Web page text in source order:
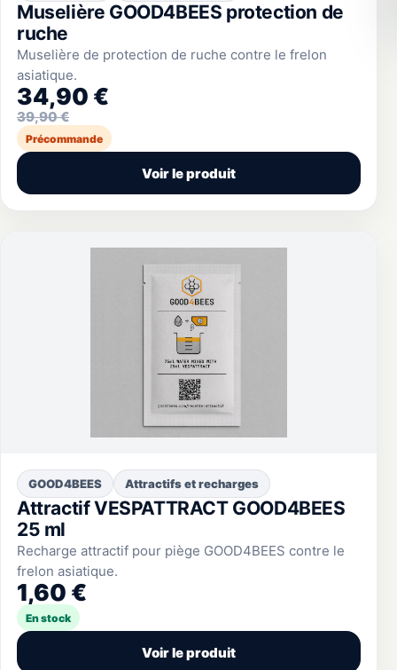
Muselière GOOD4BEES protection de
ruche
Muselière de protection de ruche contre le frelon
asiatique.
34,90 €
39,90 €
Précommande
Voir le produit
GOOD4BEES Attractifs et recharges
Attractif VESPATTRACT GOOD4BEES
25 ml
Recharge attractif pour piège GOOD4BEES contre le
frelon asiatique.
1,60 €
En stock
Voir le produit